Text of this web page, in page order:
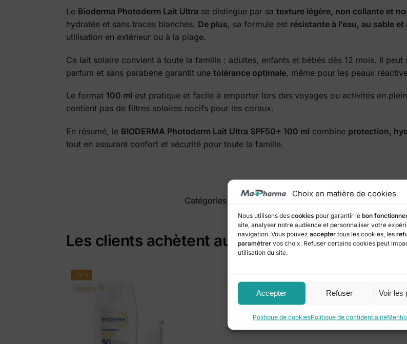
Choix en matière de cookies
Nous utilisons des cookies pour garantir le bon
site, analyser notre audience et personnaliser votre
navigation. Vous pouvez accepter tous les cookies, les
paramétrer vos choix. Refuser certains cookies peut
utilisation du site.
Accepter Refuser Voir les
Politique de cookiesPolitique de confidentialité
Le Bioderma Photoderm Lait Ultra se distingue par sa texture légère, non collante et
hydratée et sans traces blanches. De plus, sa formule est résistante à l’eau, au sable
utilisation en extérieur ou à la plage.
Ce lait solaire convient à toute la famille : adultes, enfants et bébés dès 12 mois. Il peut
parfum et sans parabène garantit une tolérance optimale, même pour les peaux
Le format 100 ml est pratique et facile à emporter lors des voyages ou activités en
contient pas de filtres solaires nocifs pour les coraux.
En résumé, le BIODERMA Photoderm Lait Ultra SPF50+ 100 ml combine protection,
tout en assurant confort et sécurité pour toute la famille.
Catégories : Solaires Étiquette : Solaire
Les clients achètent aussi
-10%
Solaire